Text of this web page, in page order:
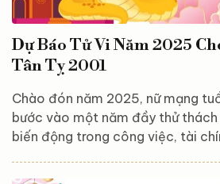
Dự Báo Tử Vi Năm 2025
Tân Tỵ 2001
Chào đón năm 2025, nữ mạng
bước vào một năm đầy thử thách
biến động trong công việc, tài